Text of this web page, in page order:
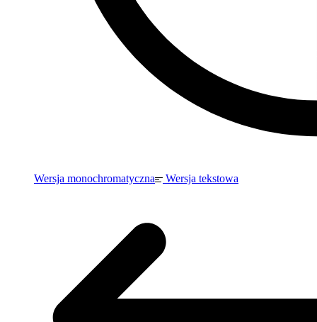
Wersja monochromatyczna Wersja tekstowa